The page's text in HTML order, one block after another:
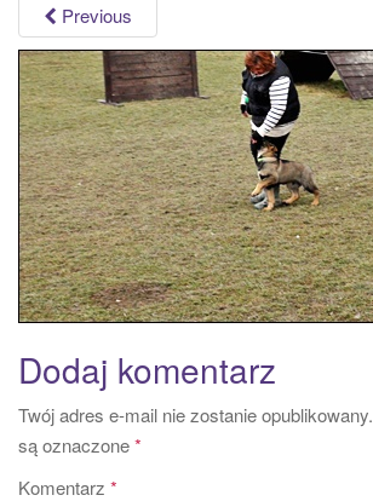
Previous
Dodaj komentarz
Twój adres e-mail nie zostanie opublikowany.
są oznaczone*
Komentarz *